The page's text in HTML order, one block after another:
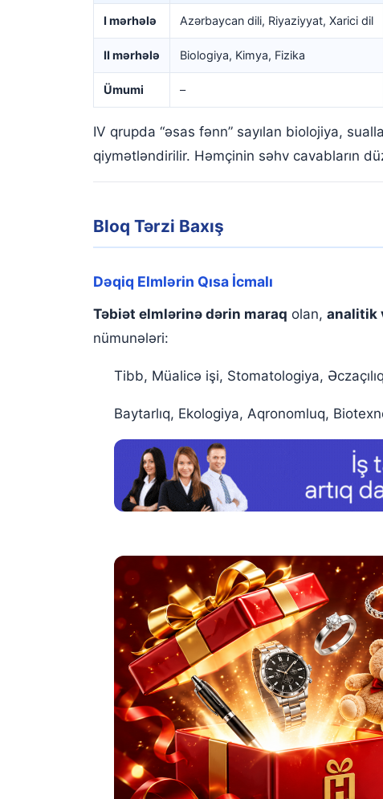
I mərhələ Azərbaycan dili, Riyaziyyat, Xarici dil
II mərhələ Biologiya, Kimya, Fizika
Ümumi –
IV qrupda “əsas fənn” sayılan biolojiya,
qiymətləndirilir. Həmçinin səhv cavabların
Bloq Tərzi Baxış
Dəqiq Elmlərin Qısa İcmalı
Təbiət elmlərinə dərin maraq olan, analitik
nümunələri:
Tibb, Müalicə işi, Stomatologiya, Əczaçılıq
Baytarlıq, Ekologiya, Aqronomluq,